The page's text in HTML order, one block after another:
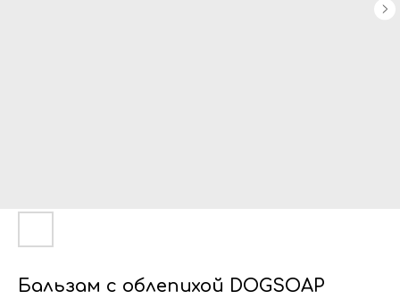
Бальзам с облепихой DOGSOAP